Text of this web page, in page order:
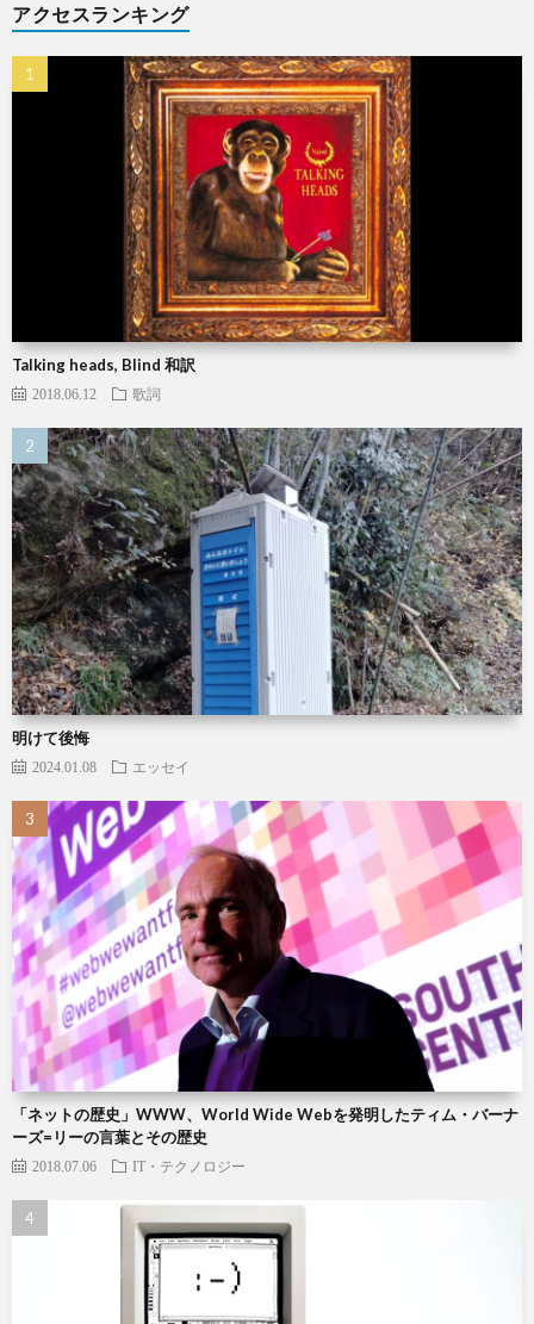
アクセスランキング
Talking heads, Blind 和訳
2018.06.12 歌詞
明けて後悔
2024.01.08 エッセイ
「ネットの歴史」WWW、World Wide Webを発明したティム・バーナ
ーズ=リーの言葉とその歴史
2018.07.06 IT・テクノロジー